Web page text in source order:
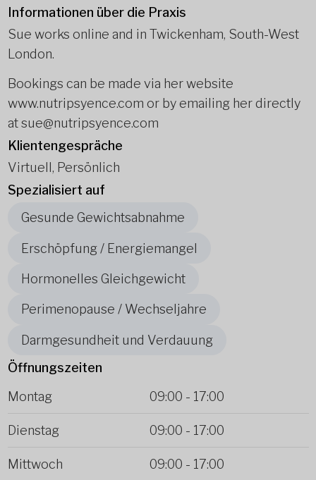
Informationen über die Praxis
Sue works online and in Twickenham, South-West
London.
Bookings can be made via her website
www.nutripsyence.com or by emailing her directly
at sue@nutripsyence.com
Klientengespräche
Virtuell, Persönlich
Spezialisiert auf
Gesunde Gewichtsabnahme
Erschöpfung / Energiemangel
Hormonelles Gleichgewicht
Perimenopause / Wechseljahre
Darmgesundheit und Verdauung
Öffnungszeiten
Montag
09:00 - 17:00
Dienstag 09:00 - 17:00
Mittwoch 09:00 - 17:00